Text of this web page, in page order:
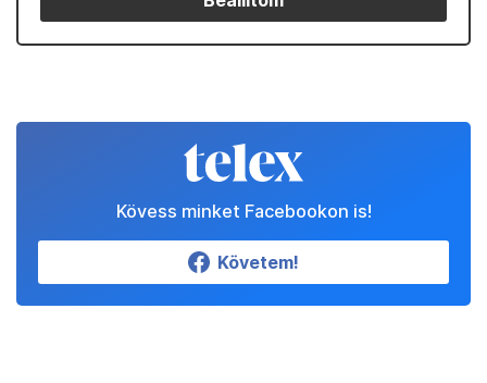
Kövess minket Facebookon is!
Követem!